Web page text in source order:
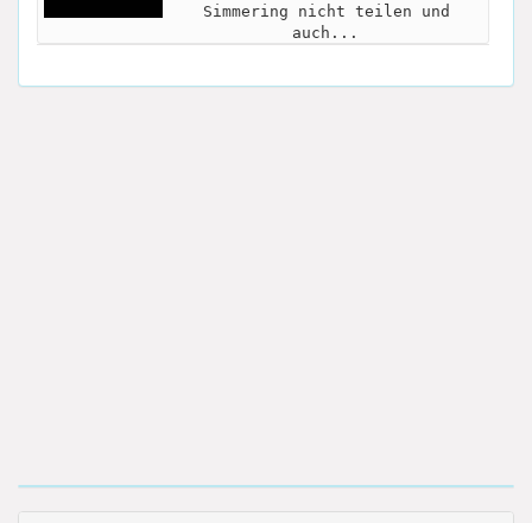
Simmering nicht teilen und
auch...